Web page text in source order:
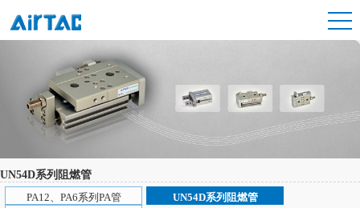
UN54D系列阻燃管
PA12、PA6系列PA管
UN54D系列阻燃管